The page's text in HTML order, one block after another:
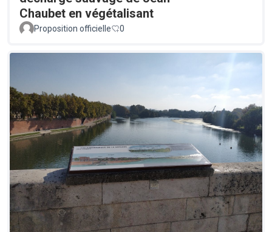
Chaubet en végétalisant
Proposition officielle 0